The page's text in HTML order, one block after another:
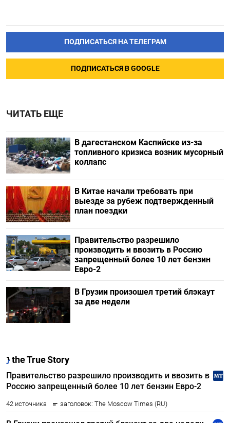
ПОДПИСАТЬСЯ НА ТЕЛЕГРАМ
ПОДПИСАТЬСЯ В GOOGLE
ЧИТАТЬ ЕЩЕ
В дагестанском Каспийске из-за
топливного кризиса возник мусорный
коллапс
В Китае начали требовать при
выезде за рубеж подтвержденный
план поездки
Правительство разрешило
производить и ввозить в Россию
запрещенный более 10 лет бензин
Евро-2
В Грузии произошел третий блэкаут
за две недели